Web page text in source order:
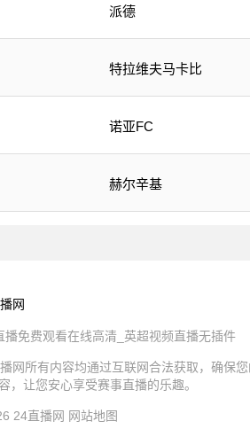
派德
特拉维夫马卡比
诺亚FC
赫尔辛基
网
播免费观看在线高清_英超视频直播无插件
网所有内容均通过互联网合法获取，确保
，让您安心享受赛事直播的乐趣。
24直播网 网站地图